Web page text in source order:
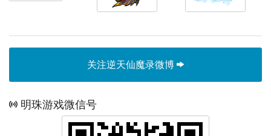
关注逆天仙魔录微博
明珠游戏微信号